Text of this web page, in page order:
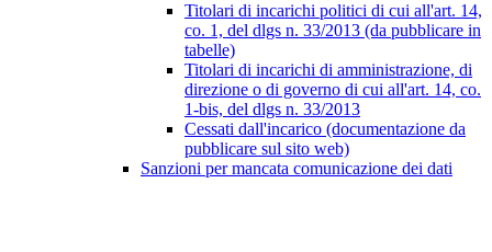
Titolari di incarichi politici di cui all'art. 14,
co. 1, del dlgs n. 33/2013 (da pubblicare in
tabelle)
Titolari di incarichi di amministrazione, di
direzione o di governo di cui all'art. 14, co.
1-bis, del dlgs n. 33/2013
Cessati dall'incarico (documentazione da
pubblicare sul sito web)
Sanzioni per mancata comunicazione dei dati